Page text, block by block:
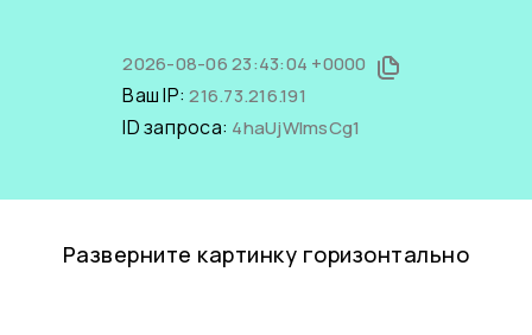
2026-08-06 23:43:04 +0000
Ваш IP:216.73.216.191
ID запроса: 4haUjWlmsCg1
Разверните картинку горизонтально